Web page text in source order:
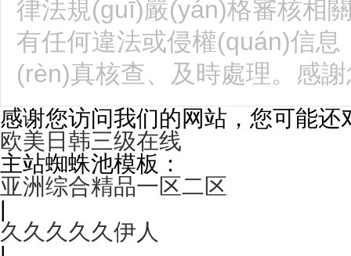
律法規(guī)嚴(yán)格審核相
有任何違法或侵權(quán)信
(rèn)真核查、及時處理。感
感谢您访问我们的网站，您可能还
欧美日韩三级在线
主站蜘蛛池模板：
亚洲综合精品一区二区
|
久久久久久伊人